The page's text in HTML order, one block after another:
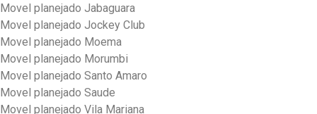
Movel planejado Jabaguara
Movel planejado Jockey Club
Movel planejado Moema
Movel planejado Morumbi
Movel planejado Santo Amaro
Movel planejado Saude
Movel planejado Vila Mariana